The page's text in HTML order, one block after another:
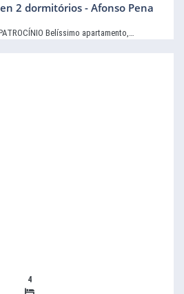
2 dormitórios - Afonso Pena
Belíssimo apartamento,…
4